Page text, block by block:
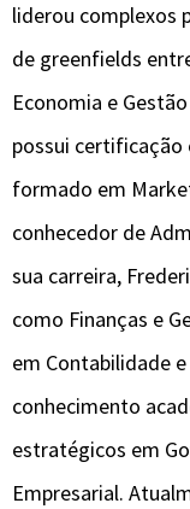
liderou complexos
de greenfields
Economia e
possui certificação
formado em
conhecedor de
sua carreira,
como Finanças e
em Contabilidade
conhecimento
estratégicos em
Empresarial.